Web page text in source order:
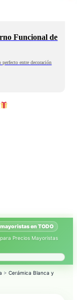
Funcional de
entre decoración
en TODO
Precios Mayoristas
> Cerámica Blanca y